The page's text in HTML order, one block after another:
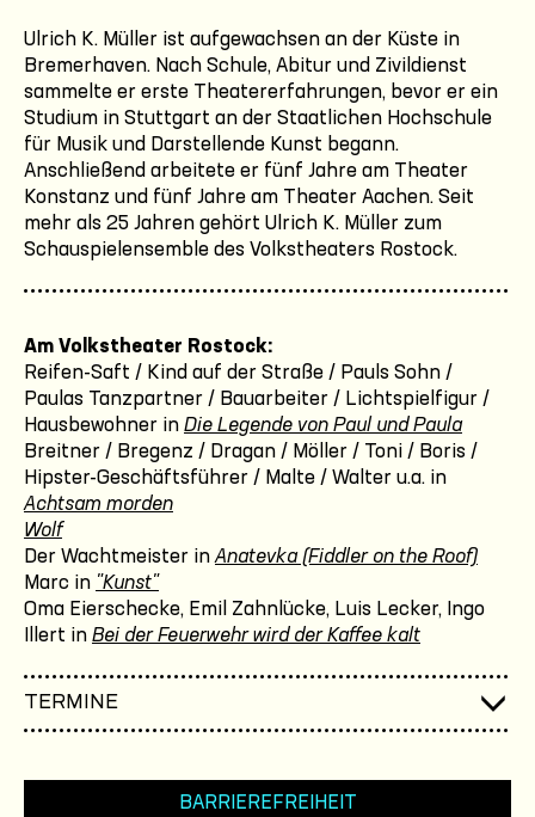
Ulrich K. Müller ist aufgewachsen an der Küste in
Bremerhaven. Nach Schule, Abitur und Zivildienst
sammelte er erste Theatererfahrungen, bevor er ein
Studium in Stuttgart an der Staatlichen Hochschule
für Musik und Darstellende Kunst begann.
Anschließend arbeitete er fünf Jahre am Theater
Konstanz und fünf Jahre am Theater Aachen. Seit
mehr als 25 Jahren gehört Ulrich K. Müller zum
Schauspielensemble des Volkstheaters Rostock.
Am Volkstheater Rostock:
Reifen-Saft / Kind auf der Straße / Pauls Sohn /
Paulas Tanzpartner / Bauarbeiter / Lichtspielfigur /
Hausbewohner in Die Legende von Paul und Paula
Breitner / Bregenz / Dragan / Möller / Toni / Boris /
Hipster-Geschäftsführer / Malte / Walter u.a. in
Achtsam morden
Wolf
Der Wachtmeister in Anatevka (Fiddler on the Roof)
Marc in "Kunst"
Oma Eierschecke, Emil Zahnlücke, Luis Lecker, Ingo
Illert in Bei der Feuerwehr wird der Kaffee kalt
TERMINE
BARRIEREFREIHEIT